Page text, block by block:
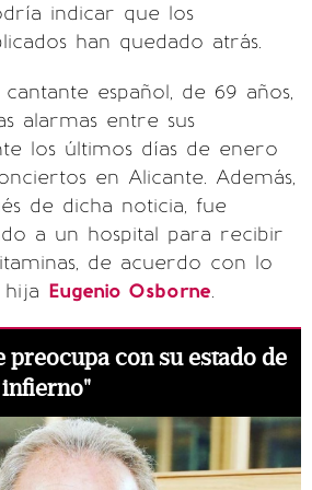
indicar que los
han quedado atrás.
español, de 69 años,
alarmas entre sus
los últimos días de enero
en Alicante. Además,
de dicha noticia, fue
a un hospital para recibir
de acuerdo con lo
Eugenio Osborne.
preocupa con su estado de
infierno"